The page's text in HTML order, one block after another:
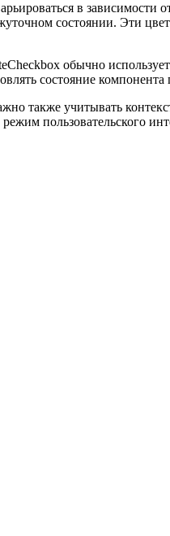
в зависимости
состоянии. Эти
обычно
состояние
также учитывать
пользовательского